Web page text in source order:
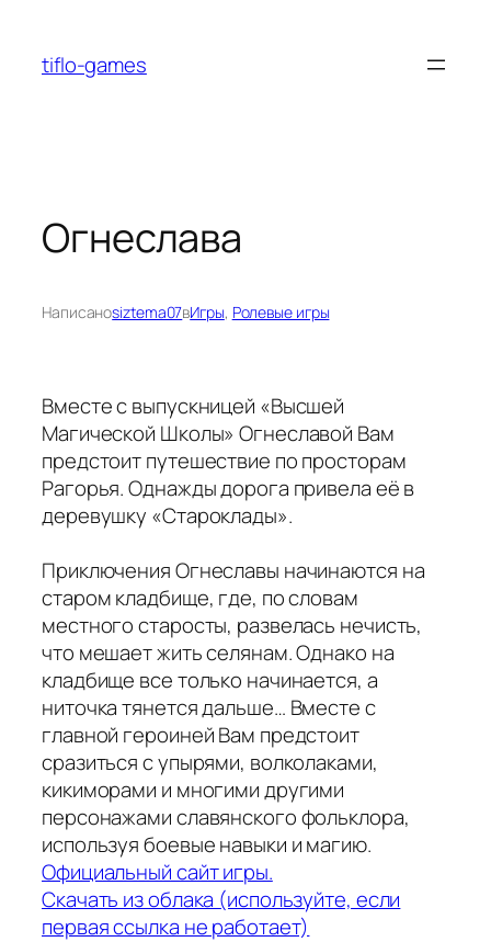
содержимому
tiflo-games
Огнеслава
Написаноsiztema07вИгры, Ролевые игры
Вместе с выпускницей «Высшей
Магической Школы» Огнеславой Вам
предстоит путешествие по просторам
Рагорья. Однажды дорога привела её в
деревушку «Староклады».
Приключения Огнеславы начинаются на
старом кладбище, где, по словам
местного старосты, развелась нечисть,
что мешает жить селянам. Однако на
кладбище все только начинается, а
ниточка тянется дальше… Вместе с
главной героиней Вам предстоит
сразиться с упырями, волколаками,
кикиморами и многими другими
персонажами славянского фольклора,
используя боевые навыки и магию.
Официальный сайт игры.
Скачать из облака (используйте, если
первая ссылка не работает)